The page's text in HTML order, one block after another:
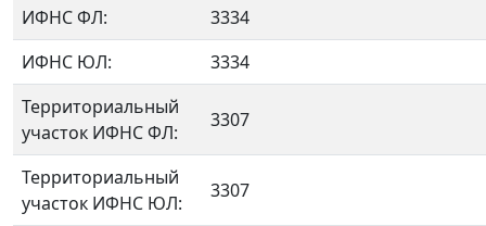
ИФНС ФЛ:
3334
ИФНС ЮЛ:
3334
Территориальный
участок ИФНС ФЛ:
3307
Территориальный
участок ИФНС ЮЛ:
3307